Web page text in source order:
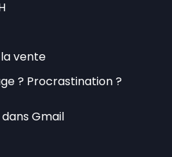
vente
? Procrastination ?
Gmail